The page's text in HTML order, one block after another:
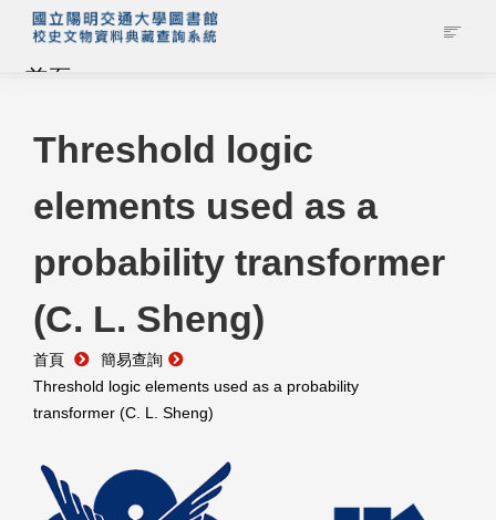
首頁
藏品查詢
校史館簡介
藏品清單全覽
資料調閱申請
管理者登入
Threshold logic
elements used as a
probability transformer
(C. L. Sheng)
首頁
簡易查詢
Threshold logic elements used as a probability
transformer (C. L. Sheng)